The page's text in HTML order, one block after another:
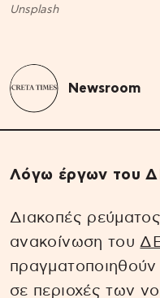
Unsplash
Newsroom
Λόγω έργων του
Διακοπές
ανακοίνωση του
πραγματοποιηθούν
σε περιοχές των